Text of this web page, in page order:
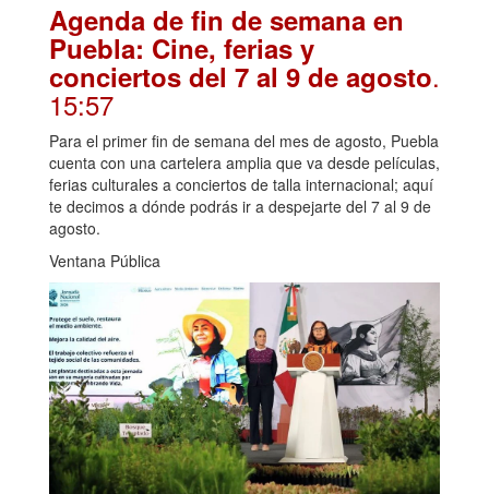
Agenda de fin de semana en
Puebla: Cine, ferias y
conciertos del 7 al 9 de agosto.
15:57
Para el primer fin de semana del mes de agosto, Puebla
cuenta con una cartelera amplia que va desde películas,
ferias culturales a conciertos de talla internacional; aquí
te decimos a dónde podrás ir a despejarte del 7 al 9 de
agosto.
Ventana Pública